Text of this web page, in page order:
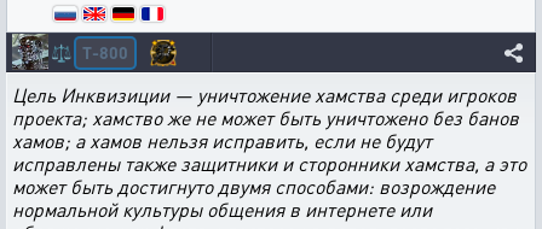
⚖️ T-800
Цель Инквизиции — уничтожение хамства среди игроков
проекта; хамство же не может быть уничтожено без банов
хамов; а хамов нельзя исправить, если не будут
исправлены также защитники и сторонники хамства, а это
может быть достигнуто двумя способами: возрождение
нормальной культуры общения в интернете или